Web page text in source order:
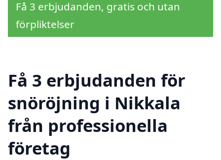
Få 3 erbjudanden, gratis och utan
förpliktelser
Få 3 erbjudanden för
snöröjning i Nikkala
från professionella
företag